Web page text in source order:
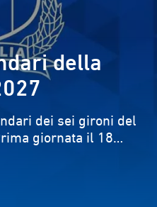
della
dei sei gironi del
giornata il 18
con partite di andata
girone saranno